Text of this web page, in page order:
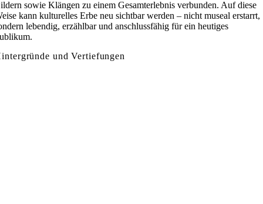
sowie Klängen zu einem Gesamterlebnis verbunden. Auf diese
kann kulturelles Erbe neu sichtbar werden – nicht museal erstarrt,
lebendig, erzählbar und anschlussfähig für ein heutiges
und Vertiefungen